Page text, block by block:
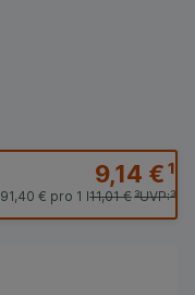
9,14 €¹
UVP:³
11,01 €³
91,40 € pro 1 l